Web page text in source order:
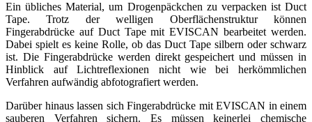
Ein übliches Material, um Drogenpäckchen zu verpacken ist Duct
Tape. Trotz der welligen Oberflächenstruktur können
Fingerabdrücke auf Duct Tape mit EVISCAN bearbeitet werden.
Dabei spielt es keine Rolle, ob das Duct Tape silbern oder schwarz
ist. Die Fingerabdrücke werden direkt gespeichert und müssen in
Hinblick auf Lichtreflexionen nicht wie bei herkömmlichen
Verfahren aufwändig abfotografiert werden.
Darüber hinaus lassen sich Fingerabdrücke mit EVISCAN in einem
sauberen Verfahren sichern. Es müssen keinerlei chemische